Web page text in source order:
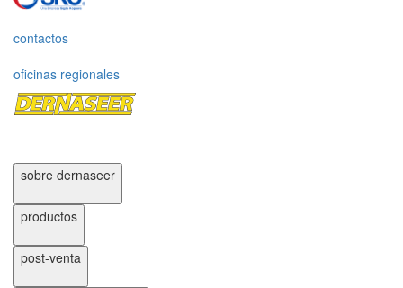
contactos
oficinas regionales
sobre dernaseer
productos
post-venta